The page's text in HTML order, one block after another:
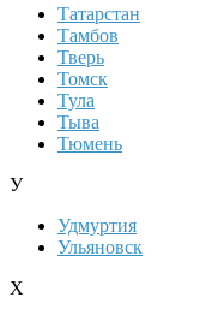
Татарстан
Тамбов
Тверь
Томск
Тула
Тыва
Тюмень
У
Удмуртия
Ульяновск
Х